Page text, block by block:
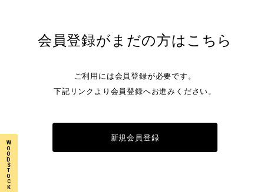
W
O
O
D
S
T
O
C
K
会員登録がまだの方はこちら
ご利用には会員登録が必要です。
下記リンクより会員登録へお進みください。
新規会員登録